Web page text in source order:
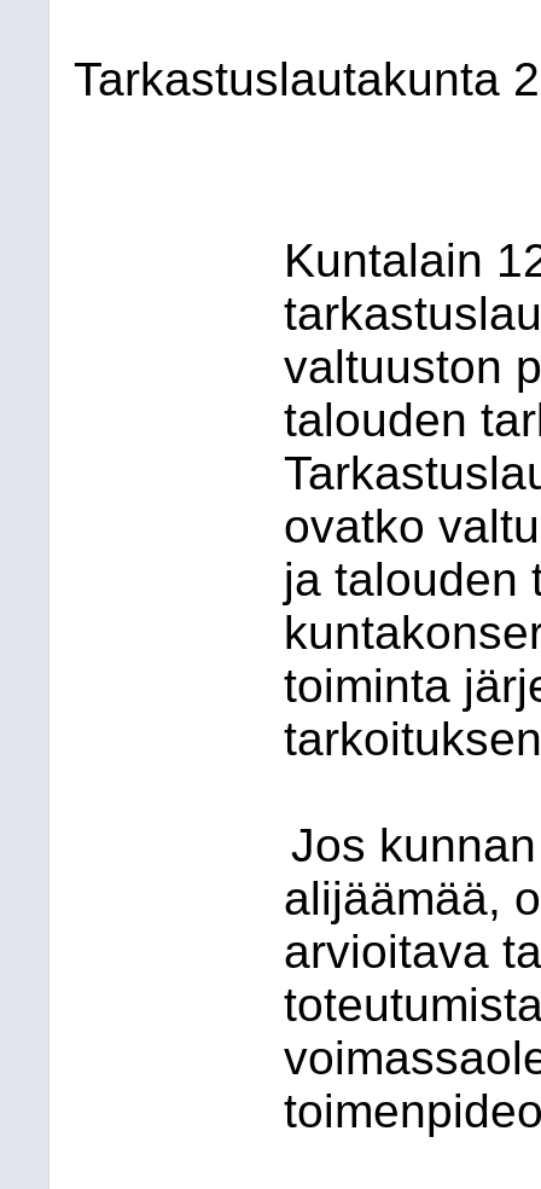
Tarkastuslautakunta
Kuntalain
valtuuston
talouden
ovatko
ja talouden
toiminta
Jos
alijäämää,
arvioitava